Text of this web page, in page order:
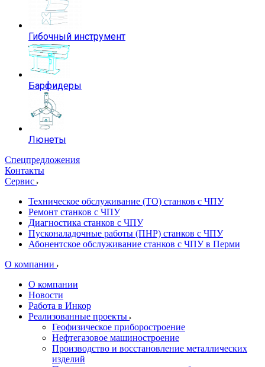
Гибочный инструмент
Барфидеры
Люнеты
Спецпредложения
Контакты
Сервис
Техническое обслуживание (ТО) станков с ЧПУ
Ремонт станков с ЧПУ
Диагностика станков с ЧПУ
Пусконаладочные работы (ПНР) станков с ЧПУ
Абонентское обслуживание станков с ЧПУ в Перми
О компании
О компании
Новости
Работа в Инкор
Реализованные проекты
Геофизическое приборостроение
Нефтегазовое машиностроение
Производство и восстановление металлических
изделий